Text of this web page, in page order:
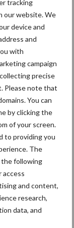
tracking
our website. We
device and
and
with
campaign
precise
Please note that
You can
by clicking the
of your screen.
to providing you
The
following
access
and content,
research,
data, and
tijdens
2025 zullen
alle functies
bij
die al
op alle
oogsten
kilo’s